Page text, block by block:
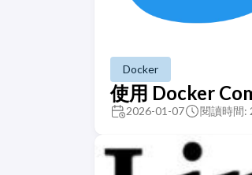
Docker
使用 Docker
2026-01-07 閱讀時間: